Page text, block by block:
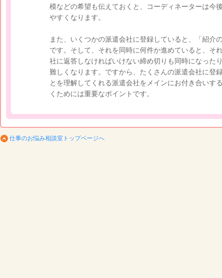
模などの希望も伝えておくと、コーディネーターは今
やすくなります。
また、いくつかの派遣会社に登録していると、「紹介
です。そして、それを同時に何件か進めていると、そ
社に返答しなければいけない締め切りも同時になった
難しくなります。ですから、たくさんの派遣会社に登
とを理解してくれる派遣会社をメインにお付き合いす
くためには重要なポイントです。
仕事のお悩み相談室トップページへ